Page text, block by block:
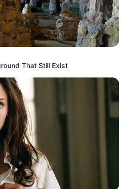
Η μοναδική
σε σπηλιά που
γνωρίζουν
Εύβοια υπάρχει
βγαλμένο από
12:06
περιοχή στην
That Still Exist